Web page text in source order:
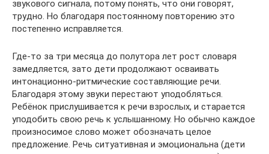
звукового сигнала, потому понять, что они говорят,
трудно. Но благодаря постоянному повторению это
постепенно исправляется.
Где-то за три месяца до полутора лет рост словаря
замедляется, зато дети продолжают осваивать
интонационно-ритмические составляющие речи.
Благодаря этому звуки перестают уподобляться.
Ребёнок прислушивается к речи взрослых, и старается
уподобить свою речь к услышанному. Но обычно каждое
произносимое слово может обозначать целое
предложение. Речь ситуативная и эмоциональна (дети